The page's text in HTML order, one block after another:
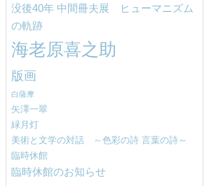
没後40年 中間冊夫展 ヒューマニズム
の軌跡
海老原喜之助
版画
白薩摩
矢澤一翠
緑月灯
美術と文学の対話 ～色彩の詩 言葉の詩～
臨時休館
臨時休館のお知らせ